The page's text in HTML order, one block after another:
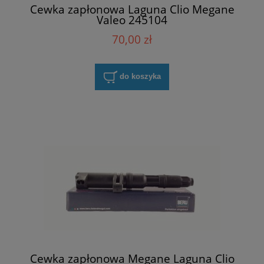
Cewka zapłonowa Laguna Clio Megane
Valeo 245104
70,00 zł
do koszyka
Cewka zapłonowa Megane Laguna Clio